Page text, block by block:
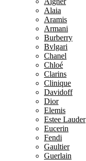
Alaia
Aramis
Armani
Burberry
Bvlgari
Chanel
Chloé
Clarins
Clinique
Davidoff
Dior
Elemis
Estee Lauder
Eucerin
Fendi
Gaultier
Guerlain